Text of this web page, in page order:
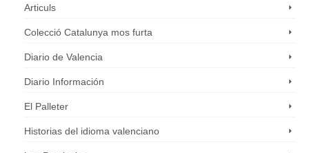
Articuls
Colecció Catalunya mos furta
Diario de Valencia
Diario Información
El Palleter
Historias del idioma valenciano